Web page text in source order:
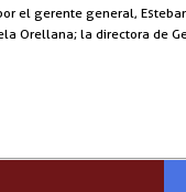
el gerente general,
Orellana; la directora de